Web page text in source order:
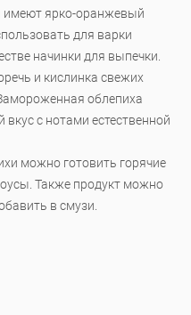
имеют ярко-оранжевый
для варки
начинки для выпечки.
и кислинка свежих
облепиха
с нотами естественной
можно готовить горячие
Также продукт можно
в смузи.